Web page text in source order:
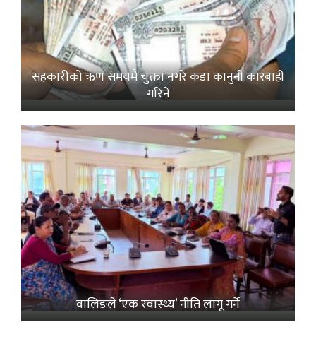
सहकारीको ऋण समयमै चुक्ता नगरे कडा कानुनी कारबाही
गरिने
वालिङले ‘एक स्वास्थ्य’ नीति लागू गर्ने